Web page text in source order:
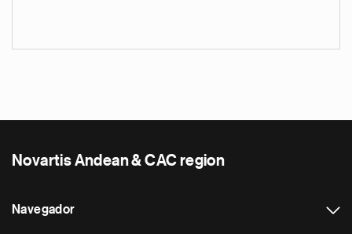
Novartis Andean & CAC region
Navegador